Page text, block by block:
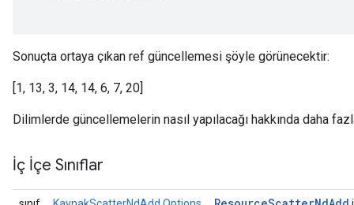
Sonuçta ortaya çıkan ref güncellemesi şöyle görünecektir:
[1, 13, 3, 14, 14, 6, 7, 20]
Dilimlerde güncellemelerin nasıl yapılacağı hakkında daha
İç İçe Sınıflar